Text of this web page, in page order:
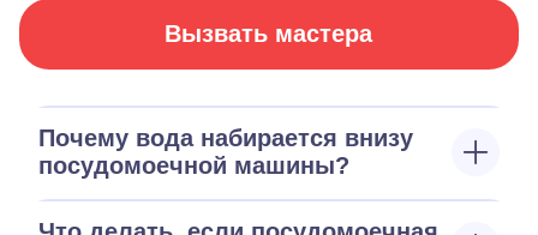
Вызвать мастера
Почему вода набирается внизу
посудомоечной машины?